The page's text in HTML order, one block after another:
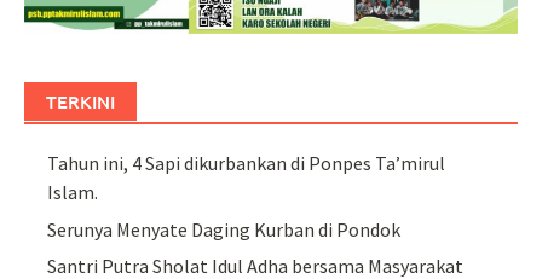
TERKINI
Tahun ini, 4 Sapi dikurbankan di Ponpes Ta’mirul
Islam.
Serunya Menyate Daging Kurban di Pondok
Santri Putra Sholat Idul Adha bersama Masyarakat